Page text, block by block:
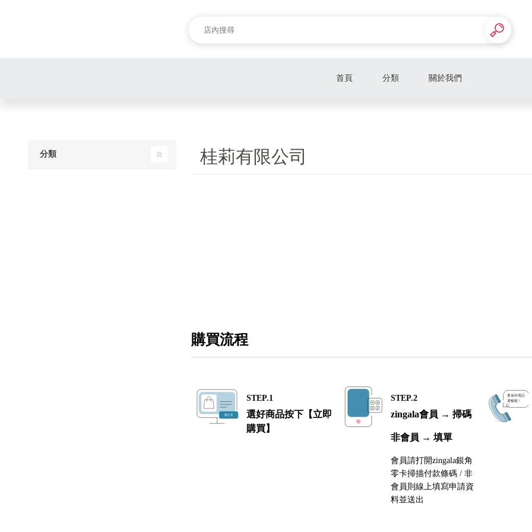
首頁 分類 關於我們
桂莉有限公司
購買流程
STEP.1
選好商品按下【立即
購買】
STEP.2
zingala會員 → 掃碼
非會員 → 填單
會員請打開zingala銀角
零卡掃描付款條碼 / 非
會員則線上填寫申請資
料並送出
分類